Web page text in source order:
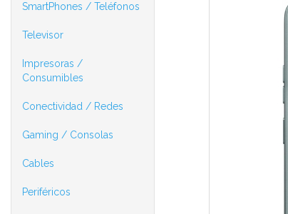
SmartPhones / Teléfonos
Televisor
Impresoras /
Consumibles
Conectividad / Redes
Gaming / Consolas
Cables
Periféricos